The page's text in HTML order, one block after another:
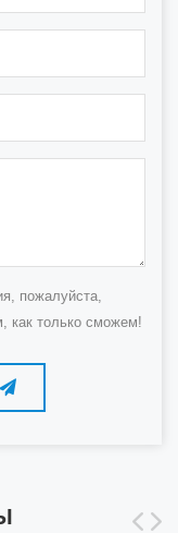
пожалуйста,
как только сможем!